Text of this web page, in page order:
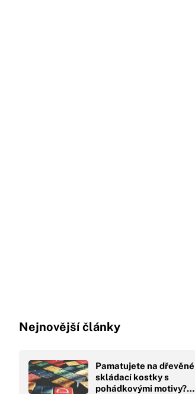
Nejnovější články
Pamatujete na dřevěné
skládací kostky s
pohádkovými motivy?…